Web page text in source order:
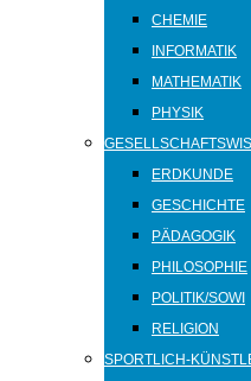
CHEMIE
INFORMATIK
MATHEMATIK
PHYSIK
ERDKUNDE
GESCHICHTE
PÄDAGOGIK
PHILOSOPHIE
POLITIK/SOWI
RELIGION
SPORTLICH-